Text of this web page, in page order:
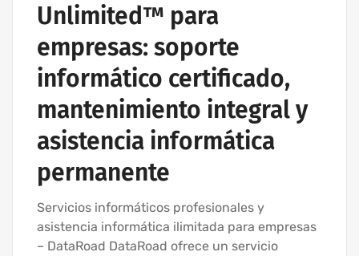
Unlimited™ para
empresas: soporte
informático certificado,
mantenimiento integral y
asistencia informática
permanente
Servicios informáticos profesionales y
asistencia informática ilimitada para empresas
– DataRoad DataRoad ofrece un servicio